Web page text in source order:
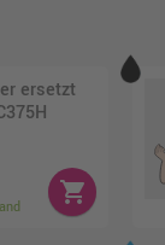
ersetzt
shopping_cart